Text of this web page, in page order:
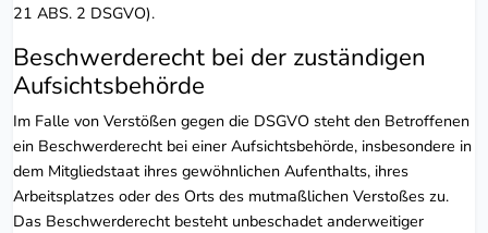
21 ABS. 2 DSGVO).
Beschwerde­recht bei der zuständigen
Aufsichts­behörde
Im Falle von Verstößen gegen die DSGVO steht den Betroffenen
ein Beschwerderecht bei einer Aufsichtsbehörde, insbesondere in
dem Mitgliedstaat ihres gewöhnlichen Aufenthalts, ihres
Arbeitsplatzes oder des Orts des mutmaßlichen Verstoßes zu.
Das Beschwerderecht besteht unbeschadet anderweitiger